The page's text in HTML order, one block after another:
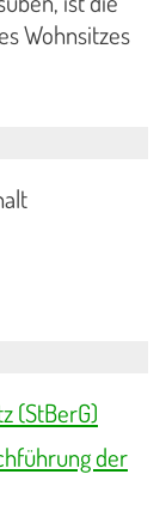
Wohnsitzes
(StBerG)
der